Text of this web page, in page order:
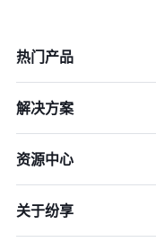
热门产品
解决方案
资源中心
关于纷享